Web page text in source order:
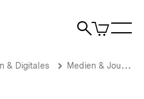
Suche
Artikel
im
& Digitales Medien & Journalismus